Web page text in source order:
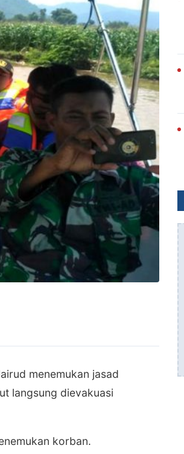
menemukan jasad
langsung dievakuasi
korban.